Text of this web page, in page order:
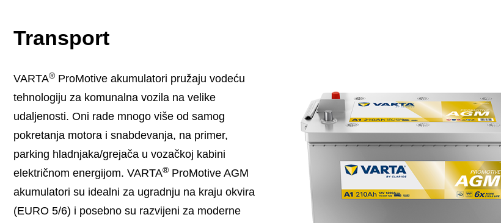
Transport
VARTA® ProMotive akumulatori pružaju vodeću
tehnologiju za komunalna vozila na velike
udaljenosti. Oni rade mnogo više od samog
pokretanja motora i snabdevanja, na primer,
parking hladnjaka/grejača u vozačkoj kabini
električnom energijom. VARTA® ProMotive AGM
akumulatori su idealni za ugradnju na kraju okvira
(EURO 5/6) i posebno su razvijeni za moderne